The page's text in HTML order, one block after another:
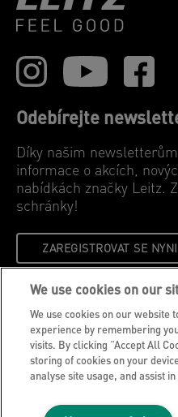
Odebírejte
Díky našim
informace o akcích,
nabídkách značky Leitz.
schránky!
ZAREGISTROVAT SE NYNI
Soubory cookie
Právní upozornění
Otisk
Správa mých dat
We use cookies on our
We use cookies on our website
experience by remembering
visits. By clicking “Accept All
storing of cookies on your
analyse site usage, and assist